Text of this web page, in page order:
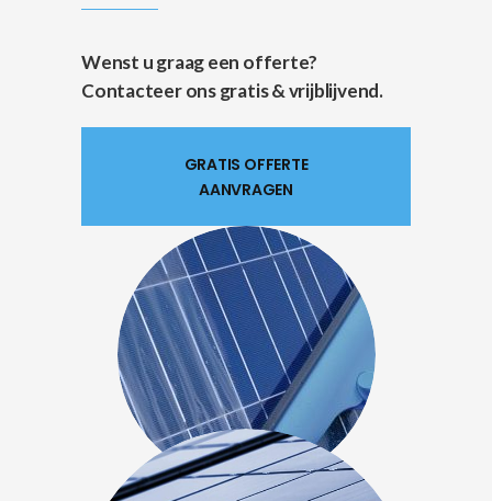
Wenst u graag een offerte?
Contacteer ons gratis & vrijblijvend.
GRATIS OFFERTE
AANVRAGEN